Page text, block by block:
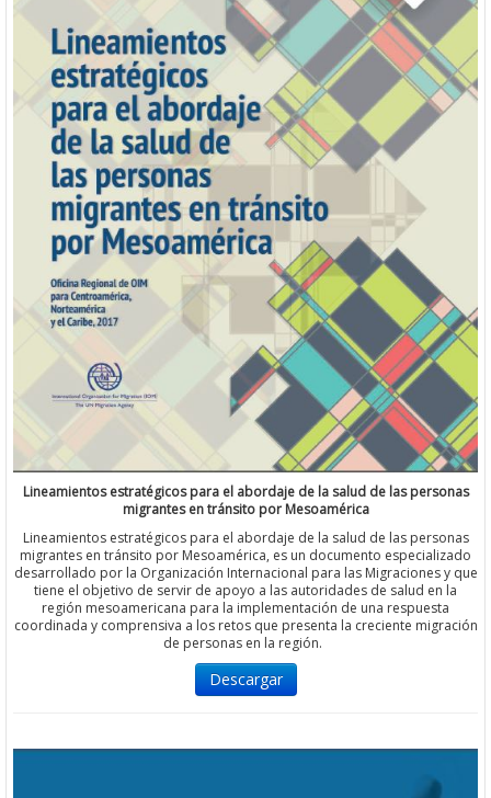
Lineamientos estratégicos para el abordaje de la salud de las personas
migrantes en tránsito por Mesoamérica
Lineamientos estratégicos para el abordaje de la salud de las personas
migrantes en tránsito por Mesoamérica, es un documento especializado
desarrollado por la Organización Internacional para las Migraciones y que
tiene el objetivo de servir de apoyo a las autoridades de salud en la
región mesoamericana para la implementación de una respuesta
coordinada y comprensiva a los retos que presenta la creciente migración
de personas en la región.
Descargar